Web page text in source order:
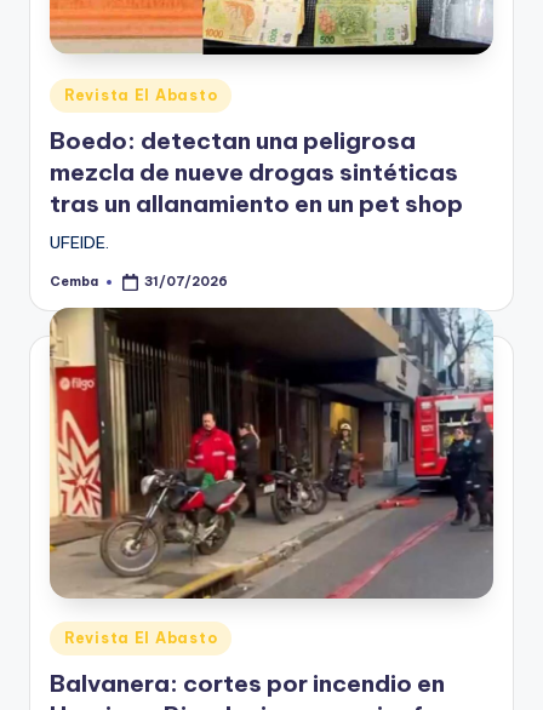
Posted
in
Revista El Abasto
Boedo: detectan una peligrosa
mezcla de nueve drogas sintéticas
tras un allanamiento en un pet shop
UFEIDE.
Posted
Cemba 31/07/2026
Posted
in
Revista El Abasto
Balvanera: cortes por incendio en